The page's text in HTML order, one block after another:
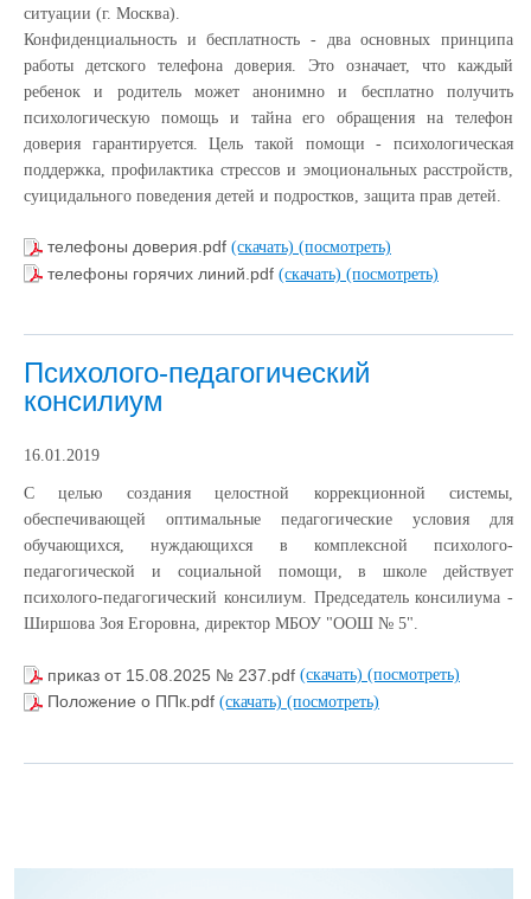
ситуации (г. Москва).
Конфиденциальность и бесплатность - два основных принципа
работы детского телефона доверия. Это означает, что каждый
ребенок и родитель может анонимно и бесплатно получить
психологическую помощь и тайна его обращения на телефон
доверия гарантируется. Цель такой помощи - психологическая
поддержка, профилактика стрессов и эмоциональных расстройств,
суицидального поведения детей и подростков, защита прав детей.
телефоны доверия.pdf (скачать) (посмотреть)
телефоны горячих линий.pdf (скачать) (посмотреть)
Психолого-педагогический
консилиум
16.01.2019
С целью создания целостной коррекционной системы,
обеспечивающей оптимальные педагогические условия для
обучающихся, нуждающихся в комплексной психолого-
педагогической и социальной помощи, в школе действует
психолого-педагогический консилиум. Председатель консилиума -
Ширшова Зоя Егоровна, директор МБОУ "ООШ № 5".
приказ от 15.08.2025 № 237.pdf (скачать) (посмотреть)
Положение о ППк.pdf (скачать) (посмотреть)